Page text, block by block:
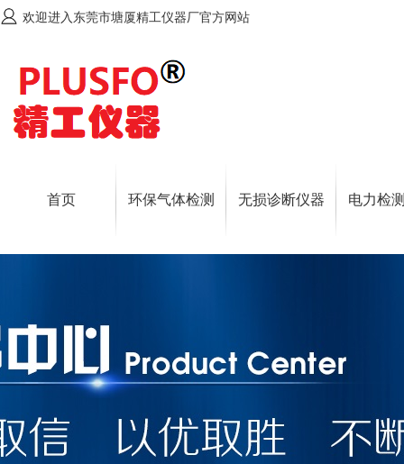
欢迎进入东莞市塘厦精工仪器厂官方网站
首页 环保气体检测 无损诊断仪器 电力检